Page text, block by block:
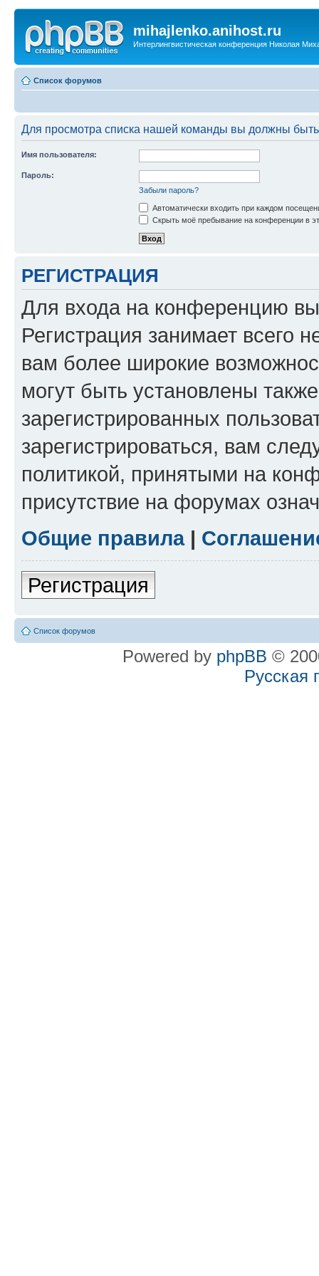
mihajlenko.anihost.ru
Интерлингвистическая конференция Николая
Список форумов
Для просмотра списка нашей команды вы должны
Имя пользователя:
Пароль:
Забыли пароль?
Автоматически входить при каждом
Скрыть моё пребывание на конференции в
РЕГИСТРАЦИЯ
Для входа на конференцию
Регистрация занимает всего
вам более широкие
могут быть установлены
зарегистрированных
зарегистрироваться, вам
политикой, принятыми на
присутствие на форумах
Общие правила|
Регистрация
Список форумов
Powered by phpBB ©
Русская